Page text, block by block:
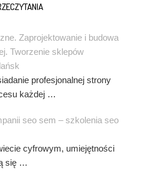
Zaprojektowanie i budowa
Tworzenie sklepów
profesjonalnej strony
każdej …
seo sem – szkolenia seo
cyfrowym, umiejętności
się …